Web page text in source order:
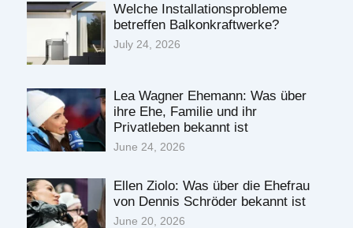
Welche Installationsprobleme
betreffen Balkonkraftwerke?
July 24, 2026
Lea Wagner Ehemann: Was über
ihre Ehe, Familie und ihr
Privatleben bekannt ist
June 24, 2026
Ellen Ziolo: Was über die Ehefrau
von Dennis Schröder bekannt ist
June 20, 2026